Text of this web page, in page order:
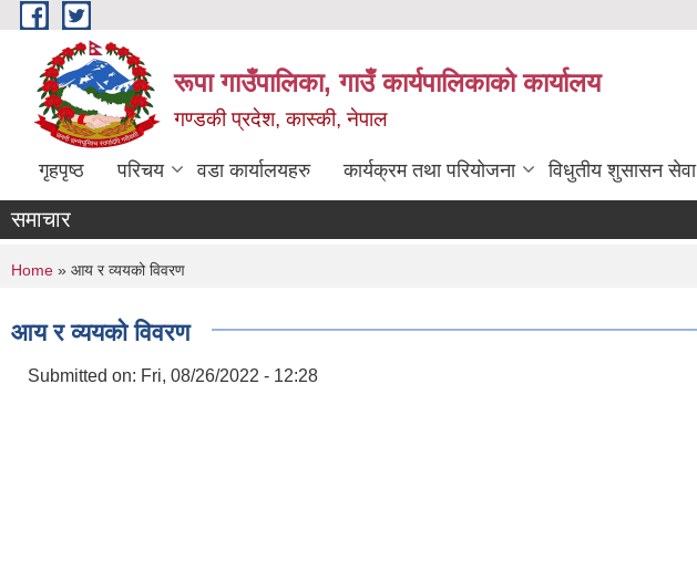
Skip to main content
रूपा गाउँपालिका, गाउँ कार्यपालिकाको कार्यालय
गण्डकी प्रदेश, कास्की, नेपाल
गृहपृष्ठ परिचय वडा कार्यालयहरु कार्यक्रम तथा परियोजना विधुतीय शुसासन सेवा
समाचार
You are here
Home » आय र व्ययको विवरण
आय र व्ययको विवरण
Submitted on: Fri, 08/26/2022 - 12:28